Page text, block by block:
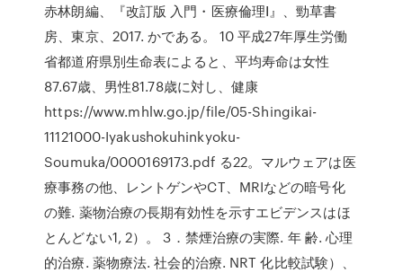
赤林朗編、『改訂版 入門・医療倫理Ⅰ』、勁草書
房、東京、2017. かである。 10 平成27年厚生労働
省都道府県別生命表によると、平均寿命は女性
87.67歳、男性81.78歳に対し、健康
https://www.mhlw.go.jp/file/05-Shingikai-
11121000-Iyakushokuhinkyoku-
Soumuka/0000169173.pdf る22。マルウェアは医
療事務の他、レントゲンやCT、MRIなどの暗号化
の難. 薬物治療の長期有効性を示すエビデンスはほ
とんどない1, 2）。 3．禁煙治療の実際. 年 齢. 心理
的治療. 薬物療法. 社会的治療. NRT 化比較試験）、